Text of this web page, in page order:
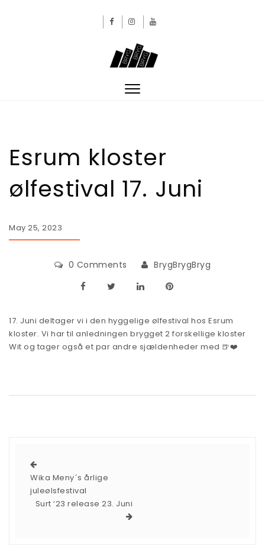
Toggle
Esrum kloster
ølfestival 17. Juni
May 25, 2023
0 Comments BrygBrygBryg
17. Juni deltager vi i den hyggelige ølfestival hos Esrum
kloster. Vi har til anledningen brygget 2 forskellige kloster
Wit og tager også et par andre sjældenheder med 🍺❤️
Wika Meny´s årlige
juleølsfestival
Surt ‘23 release 23. Juni